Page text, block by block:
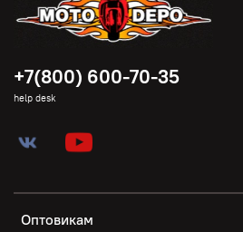
Оптовикам
+7(800) 600-70-35
help desk